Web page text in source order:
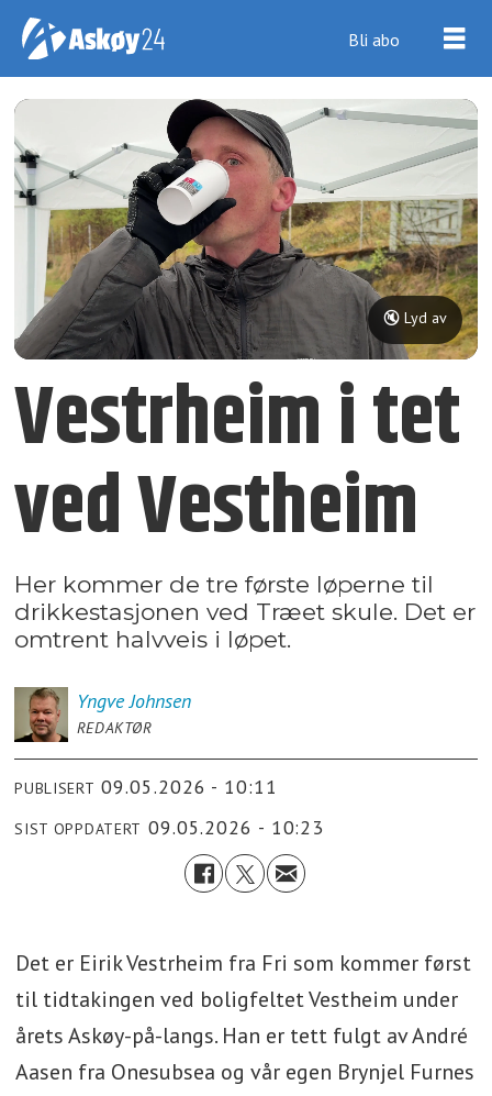
Bli abo
🔇 Lyd av
Vestrheim i tet
ved Vestheim
Her kommer de tre første løperne til
drikkestasjonen ved Træet skule. Det er
omtrent halvveis i løpet.
Yngve Johnsen
REDAKTØR
PUBLISERT 09.05.2026 - 10:11
SIST OPPDATERT 09.05.2026 - 10:23
Det er Eirik Vestrheim fra Fri som kommer først
til tidtakingen ved boligfeltet Vestheim under
årets Askøy-på-langs. Han er tett fulgt av André
Aasen fra Onesubsea og vår egen Brynjel Furnes